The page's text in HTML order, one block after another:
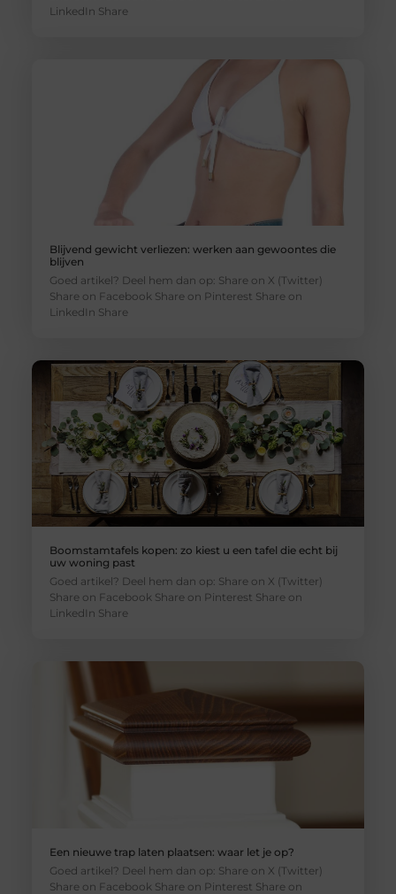
LinkedIn Share
Blijvend gewicht verliezen: werken aan gewoontes die
blijven
Goed artikel? Deel hem dan op: Share on X (Twitter)
Share on Facebook Share on Pinterest Share on
LinkedIn Share
Boomstamtafels kopen: zo kiest u een tafel die echt bij
uw woning past
Goed artikel? Deel hem dan op: Share on X (Twitter)
Share on Facebook Share on Pinterest Share on
LinkedIn Share
Een nieuwe trap laten plaatsen: waar let je op?
Goed artikel? Deel hem dan op: Share on X (Twitter)
Share on Facebook Share on Pinterest Share on